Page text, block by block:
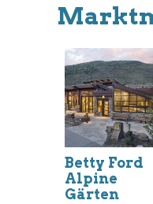
Betty Ford
Alpine
Gärten